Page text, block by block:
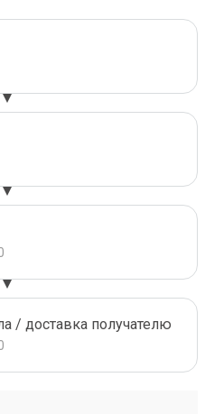
/ доставка получателю